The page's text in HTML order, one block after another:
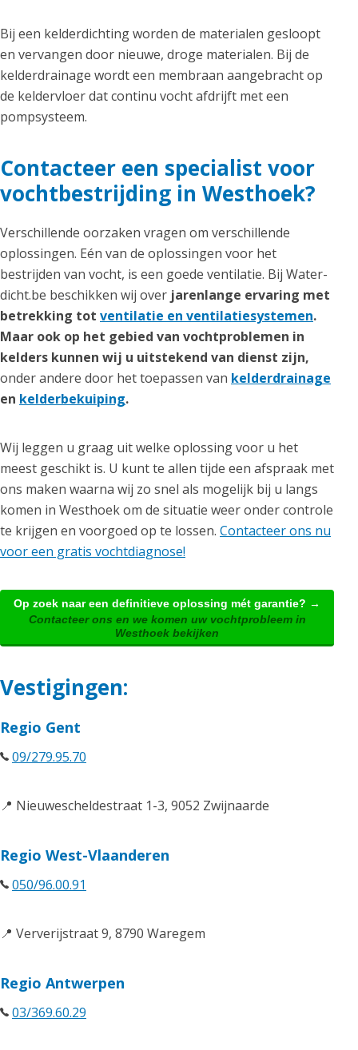
Bij een kelderdichting worden de materialen gesloopt
en vervangen door nieuwe, droge materialen. Bij de
kelderdrainage wordt een membraan aangebracht op
de keldervloer dat continu vocht afdrijft met een
pompsysteem.
Contacteer een specialist voor
vochtbestrijding in Westhoek?
Verschillende oorzaken vragen om verschillende
oplossingen. Eén van de oplossingen voor het
bestrijden van vocht, is een goede ventilatie. Bij Water-
dicht.be beschikken wij over jarenlange ervaring met
betrekking tot ventilatie en ventilatiesystemen.
Maar ook op het gebied van vochtproblemen in
kelders kunnen wij u uitstekend van dienst zijn,
onder andere door het toepassen van kelderdrainage
en kelderbekuiping.
Wij leggen u graag uit welke oplossing voor u het
meest geschikt is. U kunt te allen tijde een afspraak met
ons maken waarna wij zo snel als mogelijk bij u langs
komen in Westhoek om de situatie weer onder controle
te krijgen en voorgoed op te lossen. Contacteer ons nu
voor een gratis vochtdiagnose!
Op zoek naar een definitieve oplossing mét garantie? →
Contacteer ons en we komen uw vochtprobleem in
Westhoek bekijken
Vestigingen:
Regio Gent
09/279.95.70
📍 Nieuwescheldestraat 1-3, 9052 Zwijnaarde
Regio West-Vlaanderen
050/96.00.91
📍 Ververijstraat 9, 8790 Waregem
Regio Antwerpen
03/369.60.29